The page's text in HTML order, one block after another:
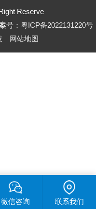
Reserve
号： 粤ICP备2022131220号
网站地图
微信咨询 联系我们